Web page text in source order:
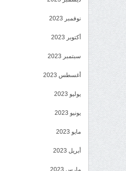
نوفمبر 2023
أكتوبر 2023
سبتمبر 2023
أغسطس 2023
يوليو 2023
يونيو 2023
مايو 2023
أبريل 2023
مارس 2023